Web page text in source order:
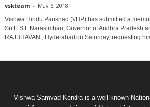
vskteam - May 6, 2018
Vishwa Hindu Parishad (VHP) has submitted a
Sri.E.S.L.Narasimhan, Governor of Andhra Pradesh
RAJBHAVAN , Hyderabad on Saturday, requesting
Vishwa Samvad Kendra is a well known